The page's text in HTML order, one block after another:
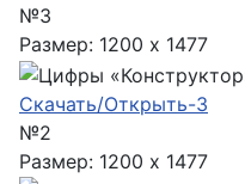
№3
Размер: 1200 x 1477
Скачать/Открыть-3
№2
Размер: 1200 x 1477